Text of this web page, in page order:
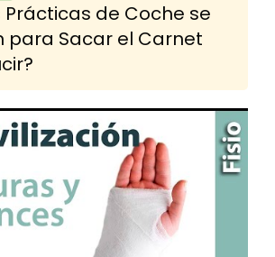
de Coche se
para Sacar el Carnet